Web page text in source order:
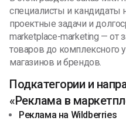
специалисты и кандидаты
проектные задачи и
marketplace-marketing — от
товаров до комплексного
магазинов и брендов.
Подкатегории и
«Реклама в
Реклама на Wildberries